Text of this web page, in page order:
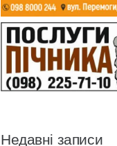
Недавні записи